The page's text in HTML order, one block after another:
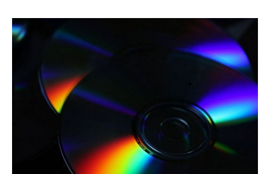
Inhaltskarussell
überspringen